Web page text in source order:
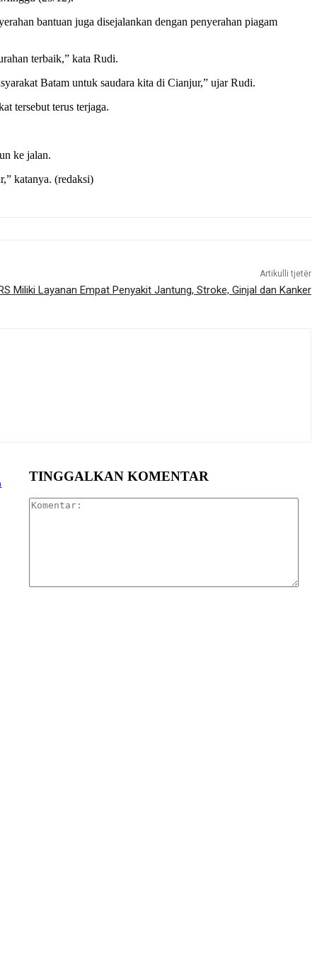
bantuan juga disejalankan dengan penyerahan piagam
terbaik,” kata Rudi.
Batam untuk saudara kita di Cianjur,” ujar Rudi.
tersebut terus terjaga.
ke jalan.
katanya. (redaksi)
Artikulli tjetër
Miliki Layanan Empat Penyakit Jantung, Stroke, Ginjal dan Kanker
TINGGALKAN KOMENTAR